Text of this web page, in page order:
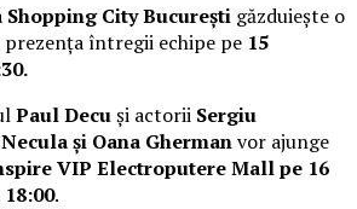
Shopping City București găzduiește o
întregii echipe pe 15
Paul Decuși actorii Sergiu
și Oana Ghermanvor ajunge
VIP Electroputere Mall pe 16
.